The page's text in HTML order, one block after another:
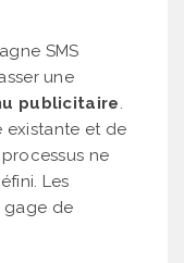
SMS
une
publicitaire.
existante et de
ne
Les
gage de